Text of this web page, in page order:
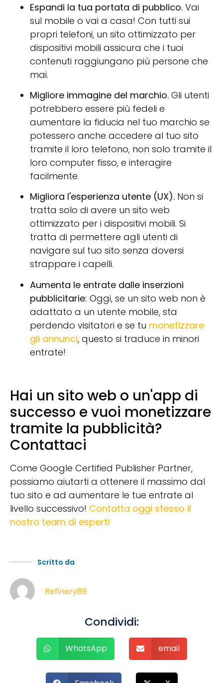
Espandi la tua portata di pubblico. Vai
sul mobile o vai a casa! Con tutti sui
propri telefoni, un sito ottimizzato per
dispositivi mobili assicura che i tuoi
contenuti raggiungano più persone che
mai.
Migliore immagine del marchio. Gli utenti
potrebbero essere più fedeli e
aumentare la fiducia nel tuo marchio se
potessero anche accedere al tuo sito
tramite il loro telefono, non solo tramite il
loro computer fisso, e interagire
facilmente.
Migliora l'esperienza utente (UX). Non si
tratta solo di avere un sito web
ottimizzato per i dispositivi mobili. Si
tratta di permettere agli utenti di
navigare sul tuo sito senza doversi
strappare i capelli.
Aumenta le entrate dalle inserzioni
pubblicitarie: Oggi, se un sito web non è
adattato a un utente mobile, sta
perdendo visitatori e se tu monetizzare
gli annunci, questo si traduce in minori
entrate!
Hai un sito web o un'app di
successo e vuoi monetizzare
tramite la pubblicità?
Contattaci
Come Google Certified Publisher Partner,
possiamo aiutarti a ottenere il massimo dal
tuo sito e ad aumentare le tue entrate al
livello successivo! Contatta oggi stesso il
nostro team di esperti
Scritto da
Refinery89
Condividi:
WhatsApp email